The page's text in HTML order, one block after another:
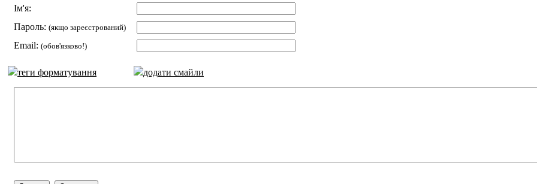
Ім'я:
Пароль: (якщо зареєстрований)
Email: (обов'язково!)
теги форматування додати смайли